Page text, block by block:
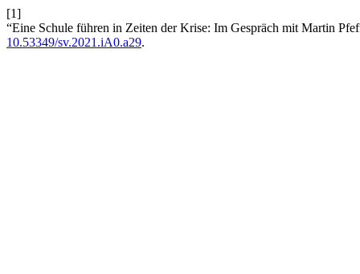
[1]
“Eine Schule führen in Zeiten der Krise: Im Gespräch mit Martin
10.53349/sv.2021.iA0.a29.